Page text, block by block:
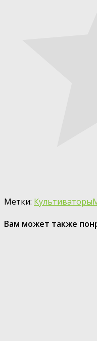
Метки: Культиваторы
Вам может также